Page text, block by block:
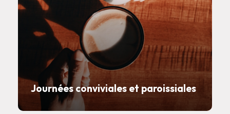
Journées conviviales et paroissiales